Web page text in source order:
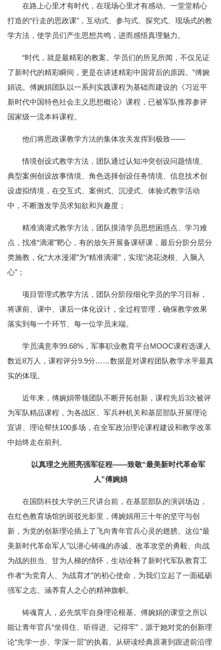
在路上心里才有时代，在现场心里才有感动。一堂堂精心
打造的“行走的思政课”，互动式、参与式、探究式、现场式的教
学方法，使学员们产生思想共鸣，进而感悟真理魅力。
“时代，就是最精彩的教案。学员们的所见所闻，不仅见证
了新时代的精彩瞬间，更是在讲述精彩中国背后的原因。”傅婉
娟说。傅婉娟团队以一系列实践课程为基础而建设的《习近平
新时代中国特色社会主义思想概论》课程，已被军队推荐参评
国家级一流本科课程。
他们将思政课教学方法的集体攻关发挥到极致——
情境创设式教学方法，团队通过认知冲突创设问题情境、
典型案例创设故事情境、角色选择创设任务情境、信息技术创
设虚拟情境，在交互式、案例式、沉浸式、体验式教学活动
中，不断激发学员求知欲和兴趣度；
精准滴灌式教学方法，团队摸清学员思想困惑点、学习难
点，找准“滴灌”靶心，有的放矢开展备课研课，最后分阶分层分
类施教，化“大水漫灌”为“精准滴灌”，实现“浇花浇根、入脑入
心”；
项目管理式教学方法，团队分阶段细化学员的学习目标，
将课前、课中、课后一体化设计，全过程管理，确保教学效果
落实到每一个环节、每一位学员末端。
学员满意率99.68%，军事职业教育平台MOOC课程选课人
数近8万人，课程评分9.9分……数据是对课程团队教学水平最真
实的体现。
近年来，傅婉娟带领团队不断开拓创新，课程先后3次被评
为军队精品课程，为各战区、军兵种机关和基层部队开展理论
宣讲、理论帮扶100多场，在全军政治理论课程建设和教学改革
中始终走在前列。
以真理之光照亮强军征程——致敬“最美新时代革命军
人”傅婉娟
在国防科技大学的三尺讲台前，在基层部队的演训场边，
在红色教育场馆的斑驳光影里，傅婉娟用三十年的坚守与创
新，为党的创新理论插上了飞向青年官兵心灵的翅膀。这位“最
美新时代革命军人”以潜心铸魂的赤诚、改革攻坚的勇毅、向战
为战的担当、甘为人梯的情怀，生动诠释了新时代军队教育工
作者“为党育人、为战育才”的初心使命，为我们立起了一面砥砺
强军之志、涵养育人之心的精神旗帜。
铸魂育人，必先筑牢自身理论根基。傅婉娟的课堂之所以
能让青年官兵“坐得住、听得进、记得牢”，源于她对党的创新理
论“先学一步、学深一层”的执着。从研读经典原著到跟进前沿理